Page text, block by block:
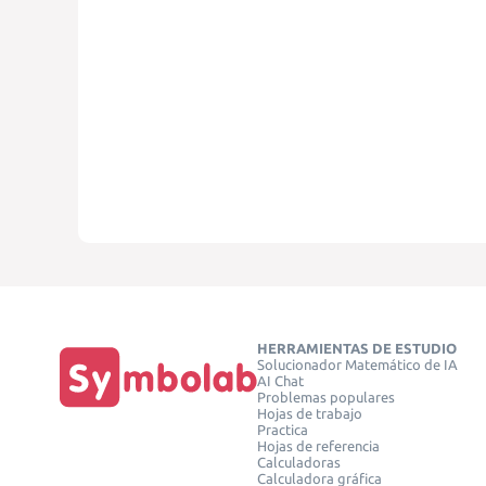
HERRAMIENTAS DE ESTUDIO
Solucionador Matemático de IA
AI Chat
Problemas populares
Hojas de trabajo
Practica
Hojas de referencia
Calculadoras
Calculadora gráfica